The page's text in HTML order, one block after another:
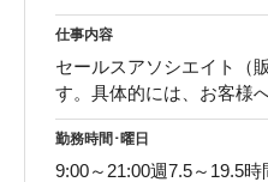
仕事内容
セールスアソシエイト（
す。具体的には、お客様
勤務時間･曜日
9:00～21:00週7.5～19.5